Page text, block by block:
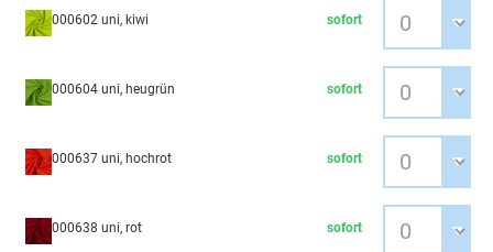
000602 uni, kiwi sofort
000604 uni, heugrün sofort
000637 uni, hochrot sofort
000638 uni, rot sofort